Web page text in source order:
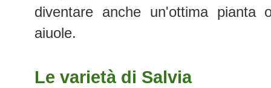
diventare anche un'ottima pianta
aiuole.
Le varietà di Salvia